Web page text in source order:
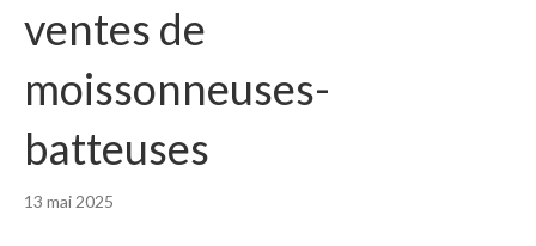
ventes de
moissonneuses-
batteuses
13 mai 2025